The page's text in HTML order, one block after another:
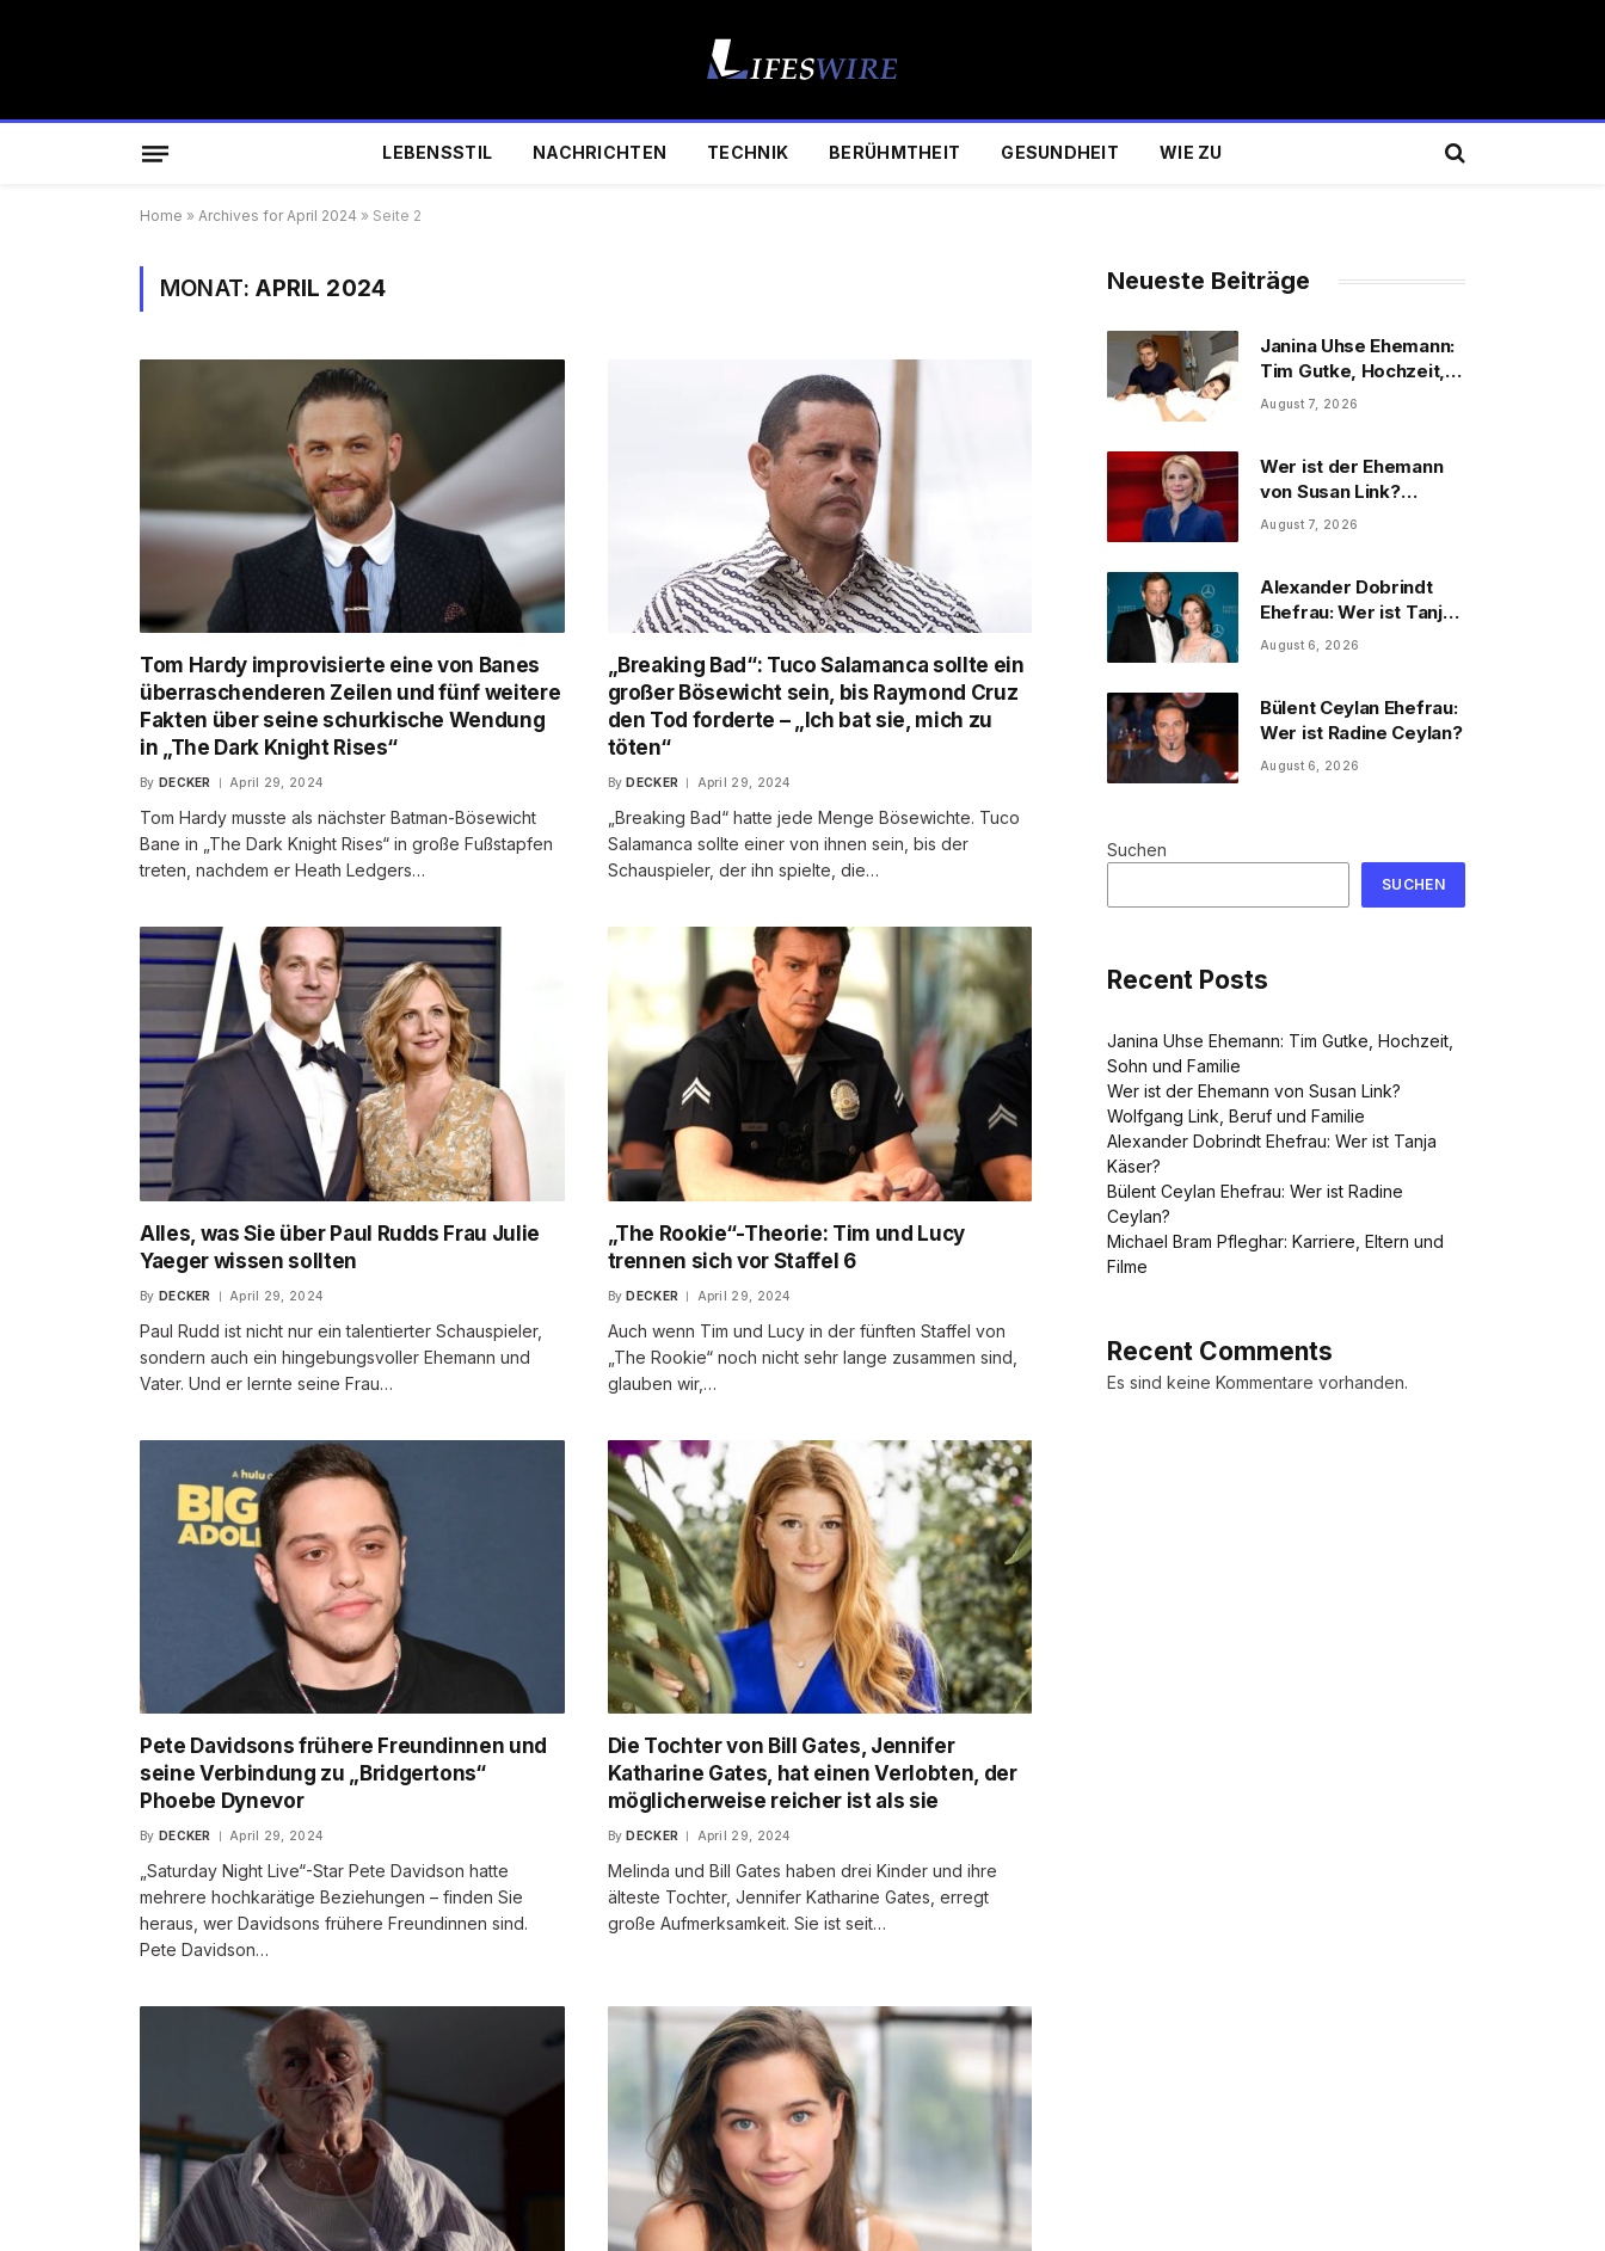
LEBENSSTIL NACHRICHTEN TECHNIK BERÜHMTHEIT GESUNDHEIT WIE ZU
Home » Archives for April 2024 » Seite 2
MONAT:APRIL 2024
Tom Hardy improvisierte eine von Banes
überraschenderen Zeilen und fünf weitere
Fakten über seine schurkische Wendung
in „The Dark Knight Rises“
By DECKER April 29, 2024
Tom Hardy musste als nächster Batman-Bösewicht
Bane in „The Dark Knight Rises“ in große Fußstapfen
treten, nachdem er Heath Ledgers…
„Breaking Bad“: Tuco Salamanca sollte ein
großer Bösewicht sein, bis Raymond Cruz
den Tod forderte – „Ich bat sie, mich zu
töten“
By DECKER April 29, 2024
„Breaking Bad“ hatte jede Menge Bösewichte. Tuco
Salamanca sollte einer von ihnen sein, bis der
Schauspieler, der ihn spielte, die…
Alles, was Sie über Paul Rudds Frau Julie
Yaeger wissen sollten
By DECKER April 29, 2024
Paul Rudd ist nicht nur ein talentierter Schauspieler,
sondern auch ein hingebungsvoller Ehemann und
Vater. Und er lernte seine Frau…
„The Rookie“-Theorie: Tim und Lucy
trennen sich vor Staffel 6
By DECKER April 29, 2024
Auch wenn Tim und Lucy in der fünften Staffel von
„The Rookie“ noch nicht sehr lange zusammen sind,
glauben wir,…
Pete Davidsons frühere Freundinnen und
seine Verbindung zu „Bridgertons“
Phoebe Dynevor
By DECKER April 29, 2024
„Saturday Night Live“-Star Pete Davidson hatte
mehrere hochkarätige Beziehungen – finden Sie
heraus, wer Davidsons frühere Freundinnen sind.
Pete Davidson…
Die Tochter von Bill Gates, Jennifer
Katharine Gates, hat einen Verlobten, der
möglicherweise reicher ist als sie
By DECKER April 29, 2024
Melinda und Bill Gates haben drei Kinder und ihre
älteste Tochter, Jennifer Katharine Gates, erregt
große Aufmerksamkeit. Sie ist seit…
Neueste Beiträge
Janina Uhse Ehemann:
Tim Gutke, Hochzeit,
Sohn und Familie
August 7, 2026
Wer ist der Ehemann
von Susan Link?
Wolfgang Link, Beruf
August 7, 2026
Alexander Dobrindt
Ehefrau: Wer ist Tanja
Käser?
August 6, 2026
Bülent Ceylan Ehefrau:
Wer ist Radine Ceylan?
August 6, 2026
Suchen
SUCHEN
Recent Posts
Janina Uhse Ehemann: Tim Gutke, Hochzeit,
Sohn und Familie
Wer ist der Ehemann von Susan Link?
Wolfgang Link, Beruf und Familie
Alexander Dobrindt Ehefrau: Wer ist Tanja
Käser?
Bülent Ceylan Ehefrau: Wer ist Radine
Ceylan?
Michael Bram Pfleghar: Karriere, Eltern und
Filme
Recent Comments
Es sind keine Kommentare vorhanden.